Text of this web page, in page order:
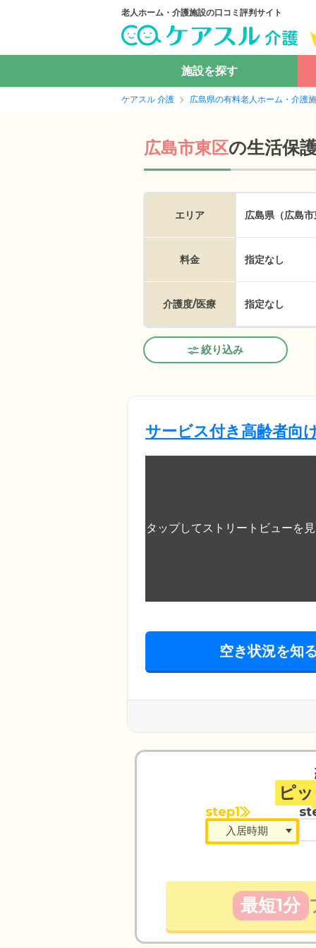
老人ホーム・介護施設の口コミ評判サイト
施設を探す
ケアスル 介護 広島県の有料老人ホーム・介護
広島市東区の生活保
エリア 広島県（広島
料金 指定なし
介護度/医療 指定なし
絞り込み
サービス付き高齢者向
空き状況を知
ピ
step1
最短1分